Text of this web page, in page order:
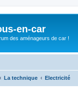
en-car
des aménageurs de car !
La technique Electricité